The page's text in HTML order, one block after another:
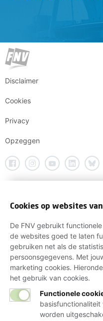
Disclaimer
Cookies
Privacy
Opzeggen
Cookies op websites
De FNV gebruikt
de websites goed te laten
gebruiken net als de
persoonsgegevens. Met
marketing cookies.
het gebruik van cookies.
Functionele
worden